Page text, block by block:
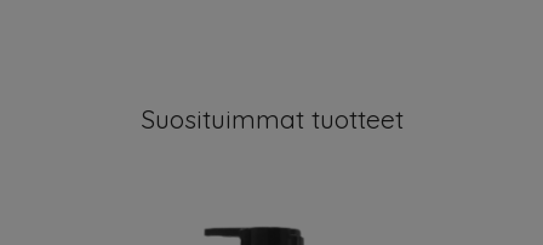
Suosituimmat tuotteet